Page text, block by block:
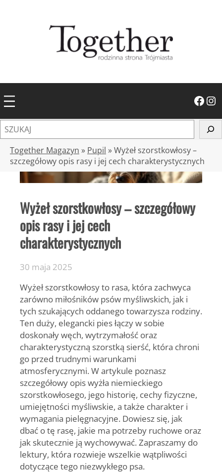
Facebook Instagram
z
Together Magazyn » Pupil »Wyżeł szorstkowłosy –
szczegółowy opis rasy i jej cech charakterystycznych
Wyżeł szorstkowłosy – szczegółowy
opis rasy i jej cech
charakterystycznych
30 maja 2025
Wyżeł szorstkowłosyto rasa, która zachwyca
zarówno miłośników psów myśliwskich, jak i
tych szukających oddanego towarzysza rodziny.
Ten duży, elegancki pies łączy w sobie
doskonały węch, wytrzymałość oraz
charakterystyczną szorstką sierść, która chroni
go przed trudnymi warunkami
atmosferycznymi. W artykule poznasz
szczegółowy opis wyżła niemieckiego
szorstkowłosego, jego historię, cechy fizyczne,
umiejętności myśliwskie, a także charakter i
wymagania pielęgnacyjne. Dowiesz się, jak
dbać o tę rasę, jakie ma potrzeby ruchowe oraz
jak skutecznie ją wychowywać. Zapraszamy do
lektury, która rozwieje wszelkie wątpliwości
dotyczące tego niezwykłego psa.